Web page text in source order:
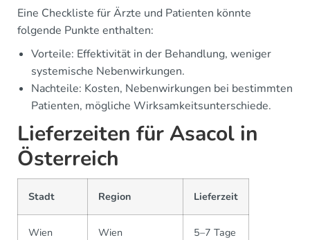
Eine Checkliste für Ärzte und Patienten könnte
folgende Punkte enthalten:
Vorteile: Effektivität in der Behandlung, weniger
systemische Nebenwirkungen.
Nachteile: Kosten, Nebenwirkungen bei bestimmten
Patienten, mögliche Wirksamkeitsunterschiede.
Lieferzeiten für Asacol in
Österreich
Stadt Region Lieferzeit
Wien Wien 5–7 Tage